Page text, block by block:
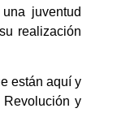
juventud
realización
están aquí y
y